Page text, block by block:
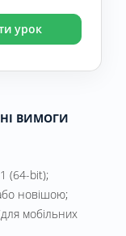
урок
ВИМОГИ
(64-bit);
новішою;
мобільних